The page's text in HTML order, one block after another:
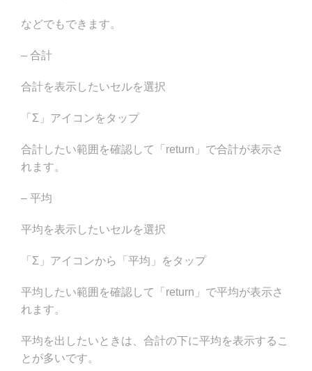
などでもできます。
– 合計
合計を表示したいセルを選択
「Σ」アイコンをタップ
合計したい範囲を確認して「return」で合計が表示さ
れます。
– 平均
平均を表示したいセルを選択
「Σ」アイコンから「平均」をタップ
平均したい範囲を確認して「return」で平均が表示さ
れます。
平均を出したいときは、合計の下に平均を表示するこ
とが多いです。